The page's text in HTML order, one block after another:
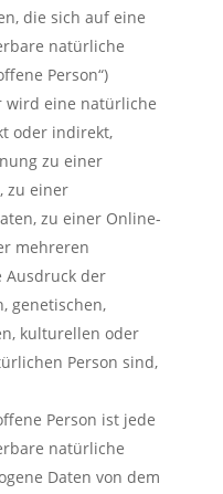
die sich auf eine
natürliche
Person“)
wird eine natürliche
oder indirekt,
zu einer
zu einer
zu einer Online-
mehreren
Ausdruck der
genetischen,
kulturellen oder
Person sind,
Person ist jede
natürliche
Daten von dem